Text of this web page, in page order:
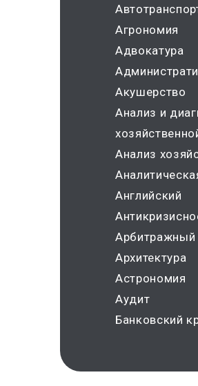
Агрономия
Адвокатура
Акушерство
Анализ и диагностика финансово
Анализ
Английский
Архитектура
Астрономия
Аудит
Банковский